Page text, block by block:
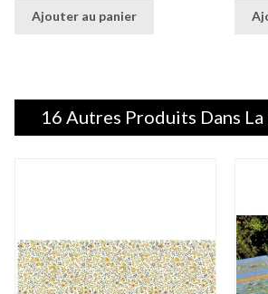
Ajouter au panier
16 Autres Produits Dans